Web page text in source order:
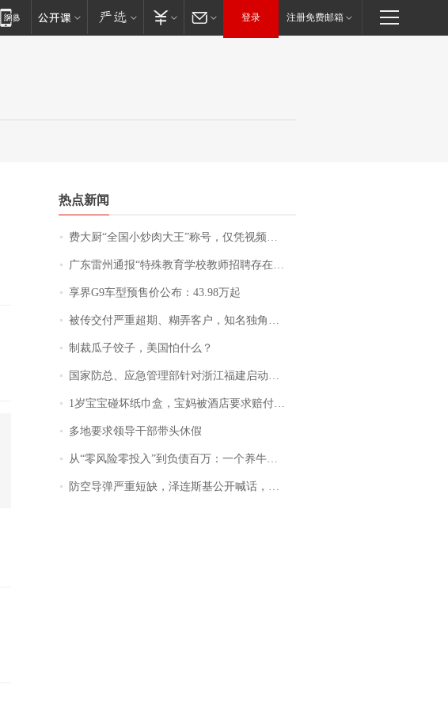
登录 注册免费邮箱
热点新闻
费大厨“全国小炒肉大王”称号，仅凭视频评出？中国烹饪协会回应
广东雷州通报“特殊教育学校教师招聘存在违规行为”：已启动问责程序 副校长被停职
享界G9车型预售价公布：43.98万起
被传交付严重超期、糊弄客户，知名独角兽车企创始人回应：都没证据，将依法采取措施，“本人长期与美国交管局保持沟通，对方表示肯定”
制裁瓜子饺子，美国怕什么？
国家防总、应急管理部针对浙江福建启动防汛防台风四级应急响应
1岁宝宝碰坏纸巾盒，宝妈被酒店要求赔付924元！三亚一酒店回复：骨瓷定制！网友一查价格，吵翻了
多地要求领导干部带头休假
从“零风险零投入”到负债百万：一个养牛项目崩盘后，谁该为农户的贷款买单丨红星调查
防空导弹严重短缺，泽连斯基公开喊话，乌克兰失去导弹拦截能力？